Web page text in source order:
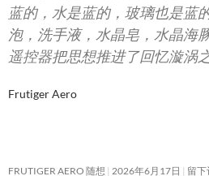
蓝的，水是蓝的，玻璃也是蓝
泡，洗手液，水晶皂，水晶海
遥控器把思想推进了回忆漩涡之
Frutiger Aero
FRUTIGER AERO 随想 2026年6月17日 留